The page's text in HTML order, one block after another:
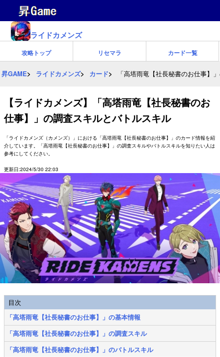
ライドカメンズ
攻略トップ リセマラ カード一覧
昇GAME ライドカメンズ カード 「高塔雨竜【社長秘書のお仕事】
【ライドカメンズ】「高塔雨竜【社長秘書のお
仕事】」の調査スキルとバトルスキル
「ライドカメンズ（カメンズ）」における「高塔雨竜【社長秘書のお仕事】」のカード情報を紹
介しています。「高塔雨竜【社長秘書のお仕事】」の調査スキルやバトルスキルを知りたい人は
参考にしてください。
更新日:2024/5/30 22:03
目次
「高塔雨竜【社長秘書のお仕事】」の基本情報
「高塔雨竜【社長秘書のお仕事】」の調査スキル
「高塔雨竜【社長秘書のお仕事】」のバトルスキル